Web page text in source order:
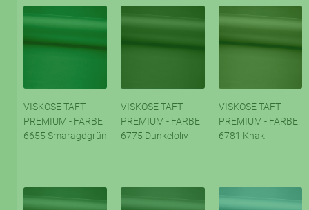
VISKOSE TAFT
PREMIUM - FARBE
6655 Smaragdgrün
VISKOSE TAFT
PREMIUM - FARBE
6775 Dunkeloliv
VISKOSE TAFT
PREMIUM - FARBE
6781 Khaki